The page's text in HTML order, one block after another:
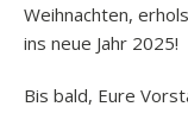
Weihnachten,
ins neue Jahr 2025!
Bis bald, Eure